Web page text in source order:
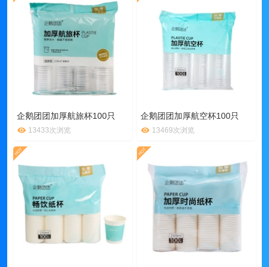
企鹅团团加厚航旅杯100只
13433次浏览
企鹅团团加厚航空杯100只
13469次浏览